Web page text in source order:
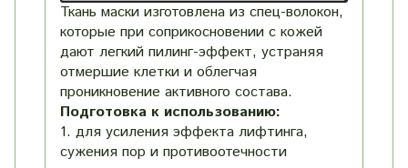
Ткань маски изготовлена из спец-волокон,
которые при соприкосновении с кожей
дают легкий пилинг-эффект, устраняя
отмершие клетки и облегчая
проникновение активного состава.
Подготовка к использованию:
1. для усиления эффекта лифтинга,
сужения пор и противоотечности